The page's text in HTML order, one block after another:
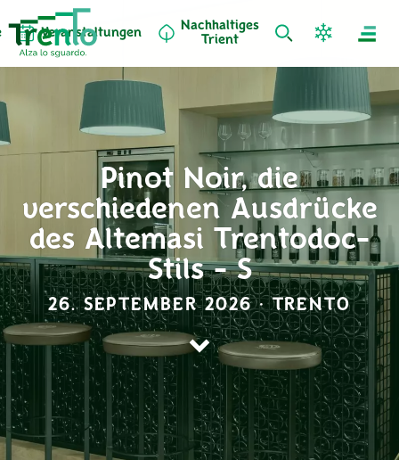
Veranstaltungen
Nachhaltiges
Trient
Pinot Noir, die
verschiedenen Ausdrücke
des Altemasi Trentodoc-
Stils - S
26. SEPTEMBER 2026 · TRENTO